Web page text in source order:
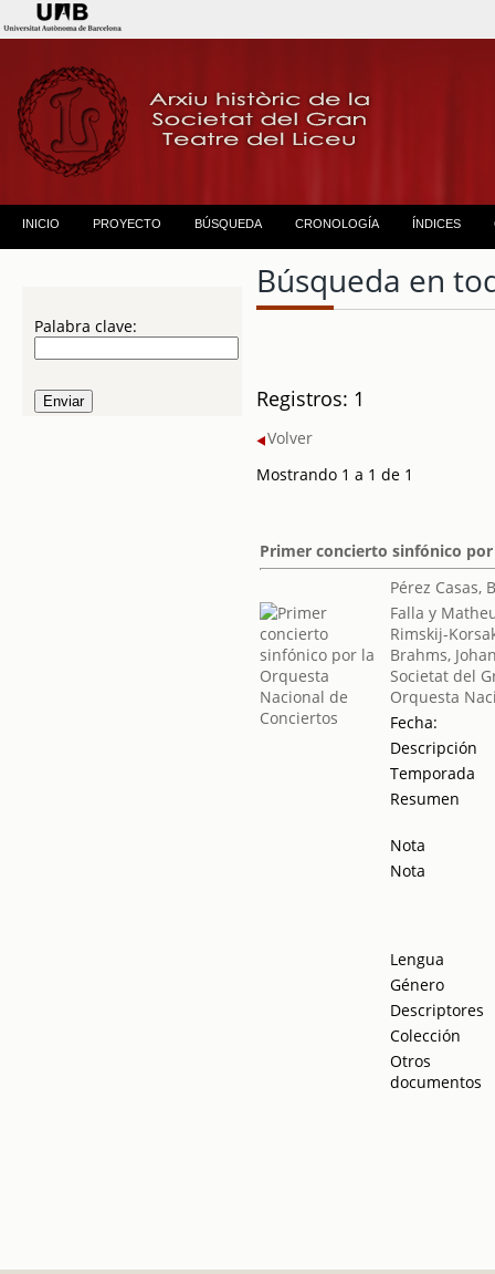
INICIO PROYECTO BÚSQUEDA CRONOLOGÍA ÍNDICES
Palabra clave:
Búsqueda en
Registros: 1
Volver
Mostrando 1 a 1 de 1
Primer concierto sinfónico
Pérez Casas,
Falla y
Rimskij-
Brahms,
Societat del
Orquesta
Fecha:
Descripción
Temporada
Resumen
Nota
Nota
Lengua
Género
Descriptores
Colección
Otros
documentos